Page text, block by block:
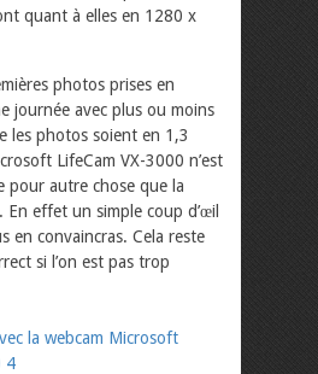
quant à elles en 1280 x
photos prises en
journée avec plus ou moins
les photos soient en 1,3
LifeCam VX-3000 n’est
pour autre chose que la
effet un simple coup d’œil
en convaincras. Cela reste
si l’on est pas trop